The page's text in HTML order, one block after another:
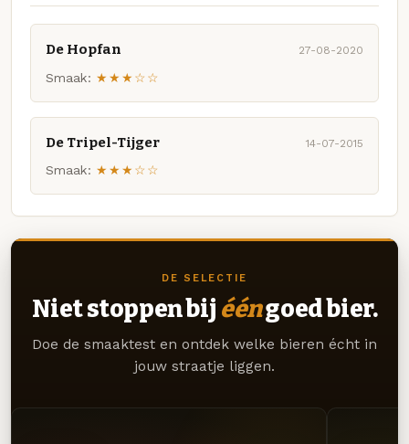
De Hopfan 27-08-2020
Smaak: ★★★☆☆
De Tripel-Tijger 14-07-2015
Smaak: ★★★☆☆
DE SELECTIE
Niet stoppen bij ééngoed bier.
Doe de smaaktest en ontdek welke bieren écht in
jouw straatje liggen.